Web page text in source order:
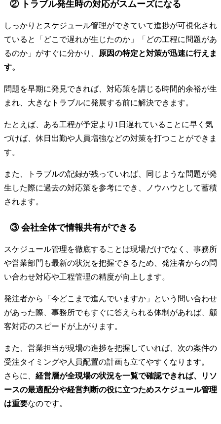
② トラブル発生時の対応がスムーズになる
しっかりとスケジュール管理ができていて進捗が可視化され
ていると「どこで遅れが生じたのか」「どの工程に問題があ
るのか」がすぐに分かり、
原因の特定と対策が迅速に行えま
す。
問題を早期に発見できれば、対応策を講じる時間的余裕が生
まれ、大きなトラブルに発展する前に解決できます。
たとえば、ある工程が予定より1日遅れていることに早く気
づけば、休日出勤や人員増強などの対策を打つことができま
す。
また、トラブルの記録が残っていれば、同じような問題が発
生した際に過去の対応策を参考にでき、ノウハウとして蓄積
されます。
③ 会社全体で情報共有ができる
スケジュール管理を徹底することは現場だけでなく、事務所
や営業部門も最新の状況を把握できるため、発注者からの問
い合わせ対応や工程管理の精度が向上します。
発注者から「今どこまで進んでいますか」という問い合わせ
があった際、事務所でもすぐに答えられる体制があれば、顧
客対応のスピードが上がります。
また、営業担当が現場の進捗を把握していれば、次の案件の
受注タイミングや人員配置の計画も立てやすくなります。
さらに、 経営層が全現場の状況を一覧で確認できれば、リソ
ースの最適配分や経営判断の役に立つためスケジュール管理
は重要なのです。